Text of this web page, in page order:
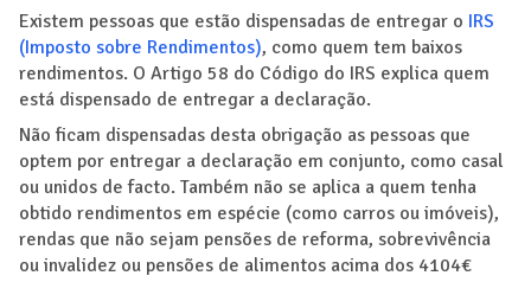
Existem pessoas que estão dispensadas de entregar o IRS
(Imposto sobre Rendimentos), como quem tem baixos
rendimentos. O Artigo 58 do Código do IRS explica quem
está dispensado de entregar a declaração.
Não ficam dispensadas desta obrigação as pessoas que
optem por entregar a declaração em conjunto, como casal
ou unidos de facto. Também não se aplica a quem tenha
obtido rendimentos em espécie (como carros ou imóveis),
rendas que não sejam pensões de reforma, sobrevivência
ou invalidez ou pensões de alimentos acima dos 4104€